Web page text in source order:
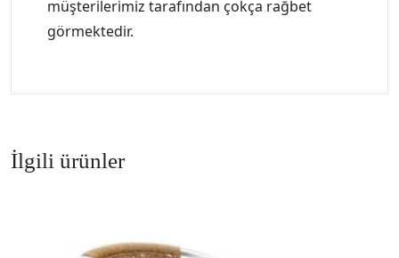
müşterilerimiz tarafından çokça rağbet
görmektedir.
İlgili ürünler